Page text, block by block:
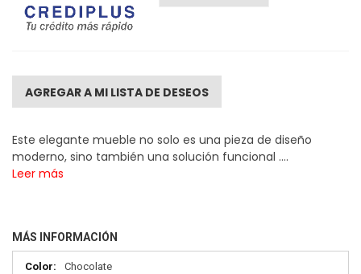
AGREGAR A MI LISTA DE DESEOS
Este elegante mueble no solo es una pieza de diseño
moderno, sino también una solución funcional ....
Leer más
MÁS INFORMACIÓN
Más
Chocolate